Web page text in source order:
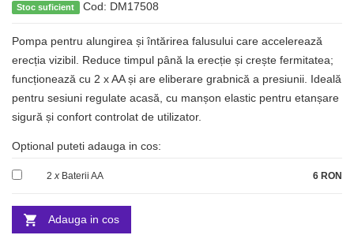
Stoc suficient Cod: DM17508
Pompa pentru alungirea și întărirea falusului care accelerează
erecția vizibil. Reduce timpul până la erecție și crește fermitatea;
funcționează cu 2 x AA și are eliberare grabnică a presiunii. Ideală
pentru sesiuni regulate acasă, cu manșon elastic pentru etanșare
sigură și confort controlat de utilizator.
Optional puteti adauga in cos:
2x Baterii AA 6 RON
Adauga in cos